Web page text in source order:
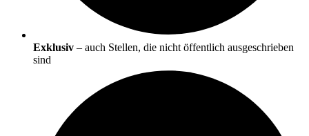
Exklusiv – auch Stellen, die nicht öffentlich ausgeschrieben
sind